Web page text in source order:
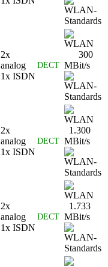
2x
analog
1x ISDN
DECT
300
MBit/s
2x
analog
1x ISDN
DECT
1.300
MBit/s
2x
analog
1x ISDN
DECT
1.733
MBit/s